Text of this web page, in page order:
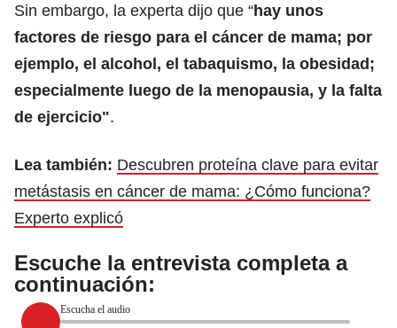
Sin embargo, la experta dijo que “hay unos
factores de riesgo para el cáncer de mama; por
ejemplo, el alcohol, el tabaquismo, la obesidad;
especialmente luego de la menopausia, y la falta
de ejercicio".
Lea también: Descubren proteína clave para evitar
metástasis en cáncer de mama: ¿Cómo funciona?
Experto explicó
Escuche la entrevista completa a
continuación:
Escucha el audio